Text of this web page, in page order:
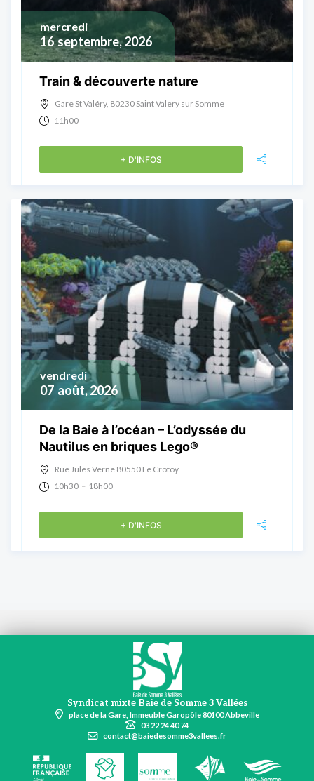
16 septembre, 2026
mercredi
Train & découverte nature
Gare St Valéry, 80230 Saint Valery sur Somme
11h00
+ D'INFOS
07 août, 2026
vendredi
De la Baie à l’océan – L’odyssée du
Nautilus en briques Lego®
Rue Jules Verne 80550 Le Crotoy
10h30 - 18h00
+ D'INFOS
Syndicat mixte Baie de Somme 3 Vallées
place de la Gare, Immeuble Garopôle 80100 Abbeville
03 22 24 40 74
contact@baiedesomme3vallees.fr